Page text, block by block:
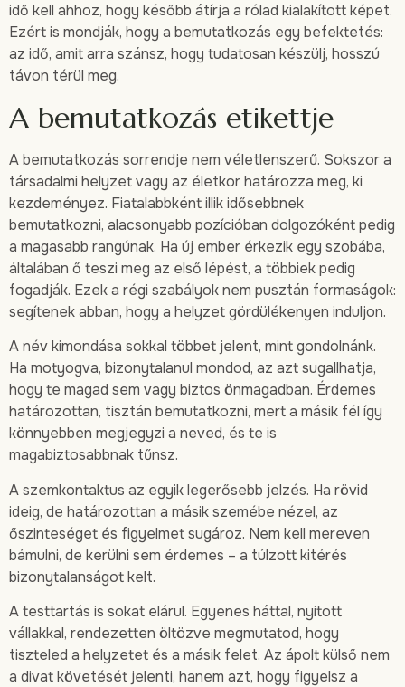
idő kell ahhoz, hogy később átírja a rólad kialakított képet.
Ezért is mondják, hogy a bemutatkozás egy befektetés:
az idő, amit arra szánsz, hogy tudatosan készülj, hosszú
távon térül meg.
A bemutatkozás etikettje
A bemutatkozás sorrendje nem véletlenszerű. Sokszor a
társadalmi helyzet vagy az életkor határozza meg, ki
kezdeményez. Fiatalabbként illik idősebbnek
bemutatkozni, alacsonyabb pozícióban dolgozóként pedig
a magasabb rangúnak. Ha új ember érkezik egy szobába,
általában ő teszi meg az első lépést, a többiek pedig
fogadják. Ezek a régi szabályok nem pusztán formaságok:
segítenek abban, hogy a helyzet gördülékenyen induljon.
A név kimondása sokkal többet jelent, mint gondolnánk.
Ha motyogva, bizonytalanul mondod, az azt sugallhatja,
hogy te magad sem vagy biztos önmagadban. Érdemes
határozottan, tisztán bemutatkozni, mert a másik fél így
könnyebben megjegyzi a neved, és te is
magabiztosabbnak tűnsz.
A szemkontaktus az egyik legerősebb jelzés. Ha rövid
ideig, de határozottan a másik szemébe nézel, az
őszinteséget és figyelmet sugároz. Nem kell mereven
bámulni, de kerülni sem érdemes – a túlzott kitérés
bizonytalanságot kelt.
A testtartás is sokat elárul. Egyenes háttal, nyitott
vállakkal, rendezetten öltözve megmutatod, hogy
tiszteled a helyzetet és a másik felet. Az ápolt külső nem
a divat követését jelenti, hanem azt, hogy figyelsz a